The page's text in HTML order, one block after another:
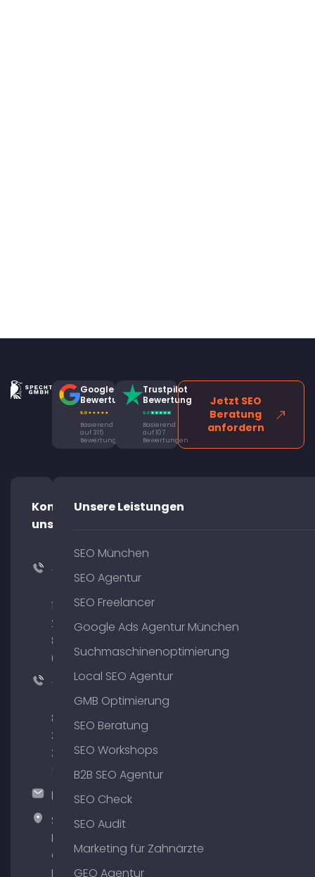
Google
Bewertung
Basierend
auf 315
Bewertungen
Trustpilot
Bewertung
Basierend
auf 107
Bewertungen
Jetzt SEO
Beratung
anfordern
Kontaktiere
uns!
+49
176
204
801
64
+49
89
380
375
hallo@timospecht.de
Specht
Marketing
GmbH –
Palais am
Unsere Leistungen
SEO München
SEO Agentur
SEO Freelancer
Google Ads Agentur München
Suchmaschinenoptimierung
Local SEO Agentur
GMB Optimierung
SEO Beratung
SEO Workshops
B2B SEO Agentur
SEO Check
SEO Audit
Marketing für Zahnärzte
GEO Agentur